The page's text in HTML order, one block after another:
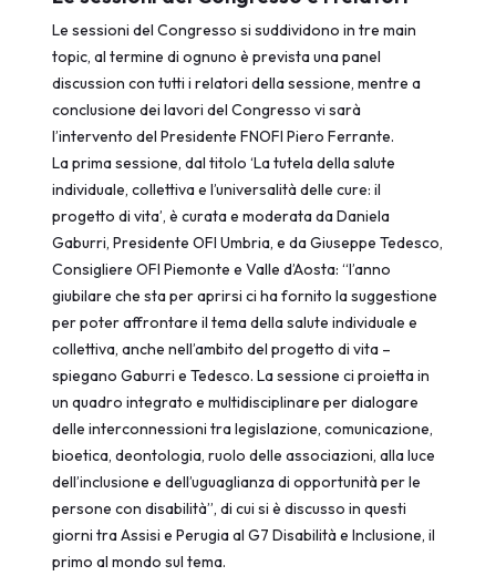
Le sessioni del Congresso si suddividono in tre main
topic, al termine di ognuno è prevista una panel
discussion con tutti i relatori della sessione, mentre a
conclusione dei lavori del Congresso vi sarà
l’intervento del Presidente FNOFI Piero Ferrante.
La prima sessione, dal titolo ‘La tutela della salute
individuale, collettiva e l’universalità delle cure: il
progetto di vita’, è curata e moderata da Daniela
Gaburri, Presidente OFI Umbria, e da Giuseppe Tedesco,
Consigliere OFI Piemonte e Valle d’Aosta: “l’anno
giubilare che sta per aprirsi ci ha fornito la suggestione
per poter affrontare il tema della salute individuale e
collettiva, anche nell’ambito del progetto di vita –
spiegano Gaburri e Tedesco. La sessione ci proietta in
un quadro integrato e multidisciplinare per dialogare
delle interconnessioni tra legislazione, comunicazione,
bioetica, deontologia, ruolo delle associazioni, alla luce
dell’inclusione e dell’uguaglianza di opportunità per le
persone con disabilità”, di cui si è discusso in questi
giorni tra Assisi e Perugia al G7 Disabilità e Inclusione, il
primo al mondo sul tema.